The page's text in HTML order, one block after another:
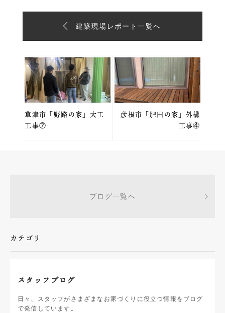
建築現場レポート一覧へ
草津市「野路の家」大工
工事⑦
彦根市「肥田の家」外構
工事④
ブログ一覧へ
カテゴリ
スタッフブログ
日々、スタッフがさまざまなお家づくりに役立つ情報をブログ
で発信しています。